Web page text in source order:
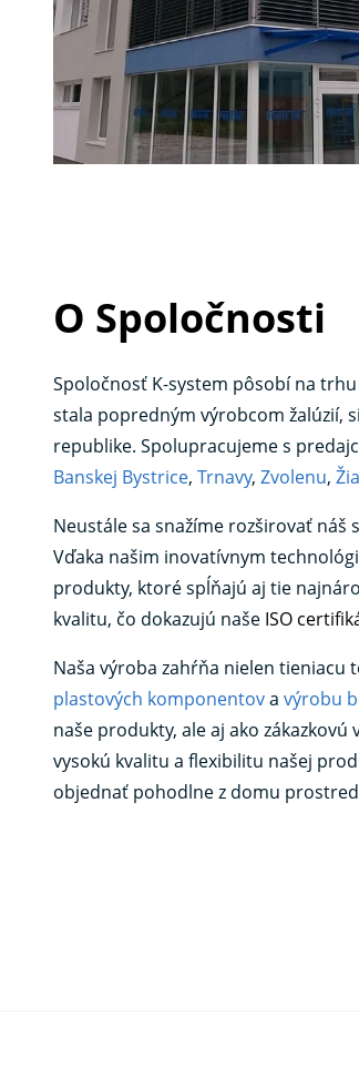
O Spoločnosti
Spoločnosť K-system pôsobí na trhu
stala popredným výrobcom žalúzií,
republike. Spolupracujeme s
Banskej Bystrice, Trnavy, Zvolenu,
Neustále sa snažíme rozširovať náš
Vďaka našim inovatívnym
produkty, ktoré spĺňajú aj tie
kvalitu, čo dokazujú naše ISO
Naša výroba zahŕňa nielen tieniacu
plastových komponentova výrobu
naše produkty, ale aj ako
vysokú kvalitu a flexibilitu našej
objednať pohodlne z domu